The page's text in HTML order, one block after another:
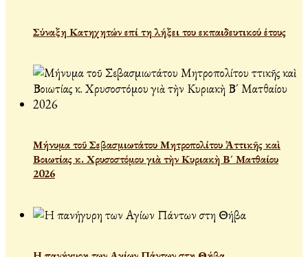
Σύναξη Κατηχητών επί τη λήξει του εκπαιδευτικού έτους
Μήνυμα τοῦ Σεβασμιωτάτου Μητροπολίτου Ἀττικῆς καὶ
Βοιωτίας κ. Χρυσοστόμου γιὰ τὴν Κυριακὴ Β´ Ματθαίου
2026